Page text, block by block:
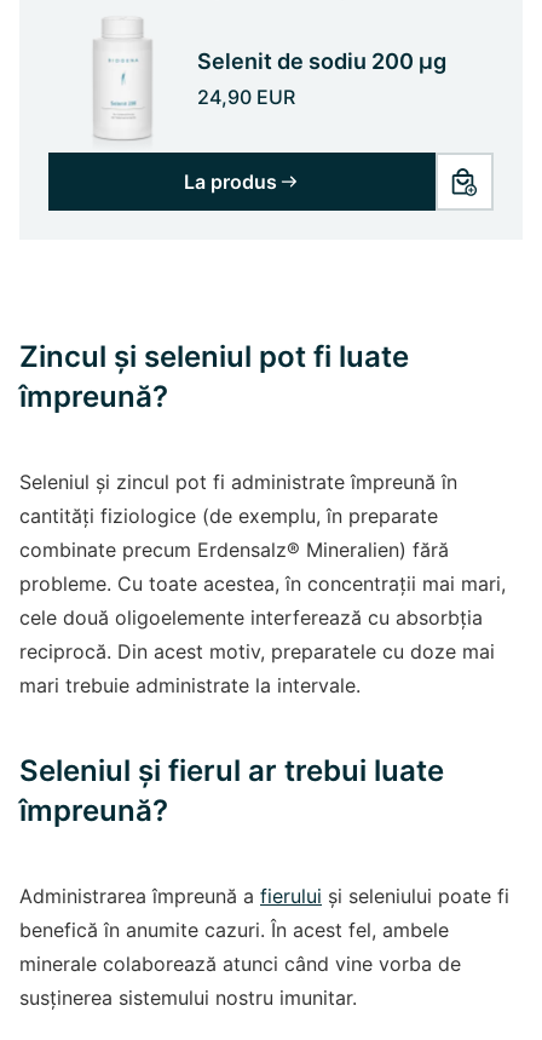
Selenit de sodiu 200 µg
24,90 EUR
La produs
Zincul și seleniul pot fi luate
împreună?
Seleniul și zincul pot fi administrate împreună în
cantități fiziologice (de exemplu, în preparate
combinate precum Erdensalz® Mineralien) fără
probleme. Cu toate acestea, în concentrații mai mari,
cele două oligoelemente interferează cu absorbția
reciprocă. Din acest motiv, preparatele cu doze mai
mari trebuie administrate la intervale.
Seleniul și fierul ar trebui luate
împreună?
Administrarea împreună a fierului și seleniului poate fi
benefică în anumite cazuri. În acest fel, ambele
minerale colaborează atunci când vine vorba de
susținerea sistemului nostru imunitar.